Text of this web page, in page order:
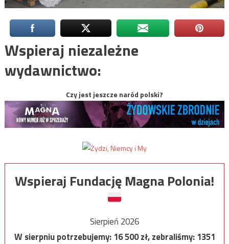
Wspieraj niezależne
wydawnictwo:
Czy jest jeszcze naród polski?
Wspieraj Fundację Magna Polonia!
Sierpień 2026
W sierpniu potrzebujemy:16 500zł, zebraliśmy:1351